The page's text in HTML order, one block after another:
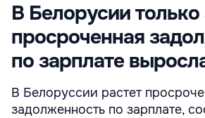
В Белорусии
просроченная
по зарплате
В Белоруссии растет
задолженность по зарплате,